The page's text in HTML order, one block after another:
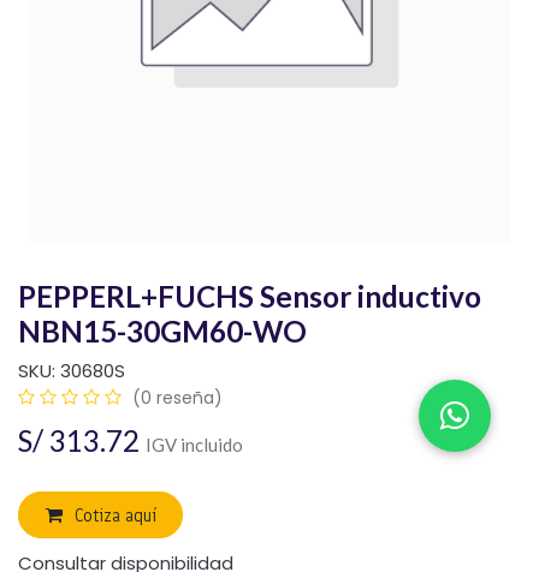
PEPPERL+FUCHS Sensor inductivo
NBN15-30GM60-WO
SKU: 30680S
(0 reseña)
S/ 313.72 IGV incluido
Cotiza aquí
Consultar disponibilidad